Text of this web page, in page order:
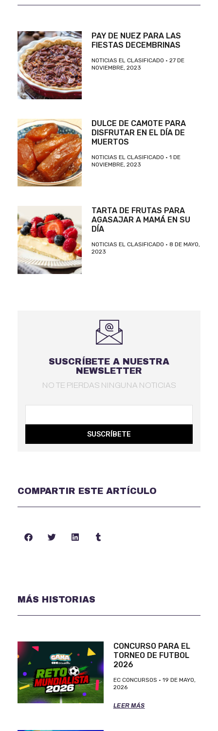
PAY DE NUEZ PARA LAS
FIESTAS DECEMBRINAS
NOTICIAS EL CLASIFICADO
27 DE
NOVIEMBRE, 2023
DULCE DE CAMOTE PARA
DISFRUTAR EN EL DÍA DE
MUERTOS
NOTICIAS EL CLASIFICADO
1 DE
NOVIEMBRE, 2023
TARTA DE FRUTAS PARA
AGASAJAR A MAMÁ EN SU
DÍA
NOTICIAS EL CLASIFICADO
8 DE MAYO,
2023
SUSCRÍBETE A NUESTRA
NEWSLETTER
NO TE PIERDAS NINGUNA NOTICIAS
SUSCRÍBETE
COMPARTIR ESTE ARTÍCULO
MÁS HISTORIAS
CONCURSO PARA EL
TORNEO DE FUTBOL
2026
EC CONCURSOS
19 DE MAYO,
2026
LEER MÁS